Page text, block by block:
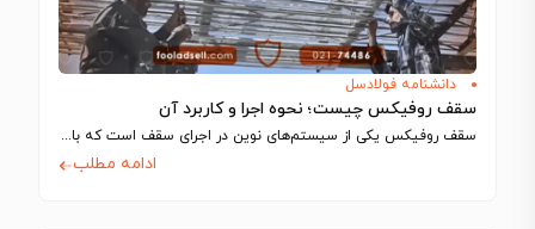
دانشنامه فولادسل
سقف روفیکس چیست؛ نحوه اجرا و کاربرد آن
سقف روفیکس یکی از سیستم‌های نوین در اجرای سقف است که با استفاده از…
ادامه مطلب